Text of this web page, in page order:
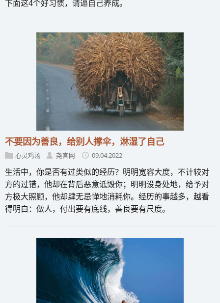
下面这4个好习惯，请逼自己养成。
不要因为善良，给别人撑伞，淋湿了自己
心灵鸡汤 尧言网 09.04.2022
生活中，你是否有过类似的经历？明明宽容大度，不计较对
方的过错，他却在背后恶意诋毁你；明明设身处地，给予对
方极大照顾，他却肆无忌惮地消耗你。经历的事越多，越看
得明白：做人，付出要有底线，善良要有尺度。